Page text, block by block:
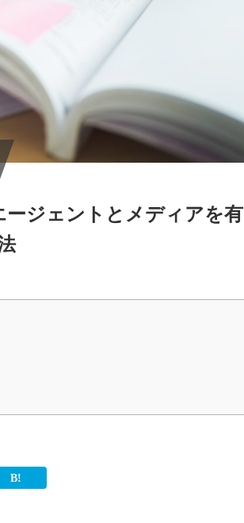
ジェントとメディアを有